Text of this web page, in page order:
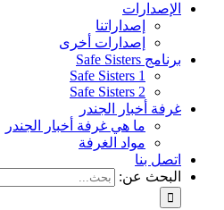
الإصدارات
إصداراتنا
إصدارات أخرى
برنامج Safe Sisters
Safe Sisters 1
Safe Sisters 2
غرفة أخبار الجندر
ما هي غرفة أخبار الجندر
مواد الغرفة
اتصل بنا
البحث عن: